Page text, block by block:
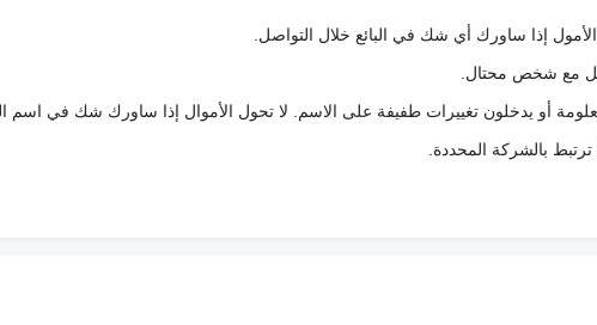
إذا ساورك أي شك في البائع خلال التواصل.
مع شخص محتال.
أو يدخلون تغييرات طفيفة على الاسم. لا تحول الأموال إذا ساورك شك في اسم
ترتبط بالشركة المحددة.